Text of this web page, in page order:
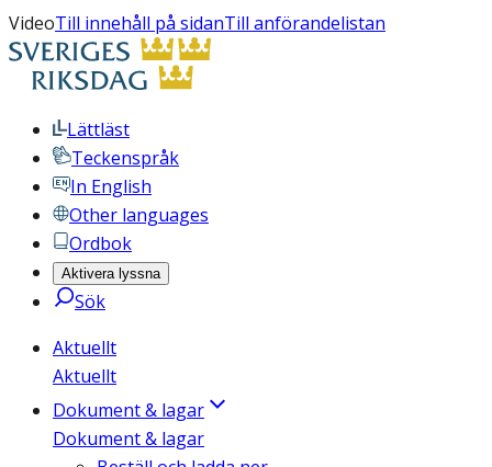
VideoTill innehåll på sidanTill anförandelistan
Lättläst
Teckenspråk
In English
Other languages
Ordbok
Aktivera lyssna
Sök
Aktuellt
Aktuellt
Dokument & lagar
Dokument & lagar